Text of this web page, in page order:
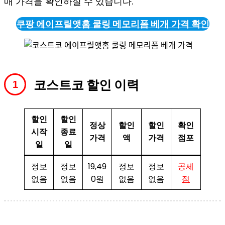
쿠팡 에이프릴앳홈 쿨링 메모리폼 베개 가격 확인
코스트코 할인 이력
할인
시작
일
할인
종료
일
정상
가격
할인
액
할인
가격
확인
점포
정보
없음
정보
없음
19,49
0원
정보
없음
정보
없음
공세
점